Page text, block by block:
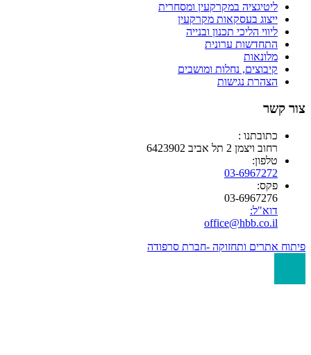
ליטיגציה במקרקעין ומסחרית
ייצוג בעסקאות מקרקעין
ליווי הליכי תכנון ובנייה
התחדשות ערונית
מלונאות
קיבוצים, נחלות ומושבים
הצהרת נגישות
קשר
כתובתנו :
רחוב ויצמן 2 תל אביב 6423902
טלפון:
03-6967272
פקס:
03-6967276
דוא"ל:
office@hbb.co.il
אתרים ותחזוקה -חברת סרפודה